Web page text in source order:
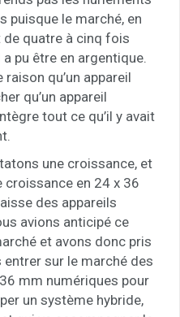
puisque le marché, en
de quatre à cinq fois
a pu être en argentique.
qu’un appareil
qu’un appareil
tout ce qu’il y avait
une croissance, et
en 24 x 36
des appareils
avions anticipé ce
et avons donc pris
entrer sur le marché des
mm numériques pour
un système hybride,